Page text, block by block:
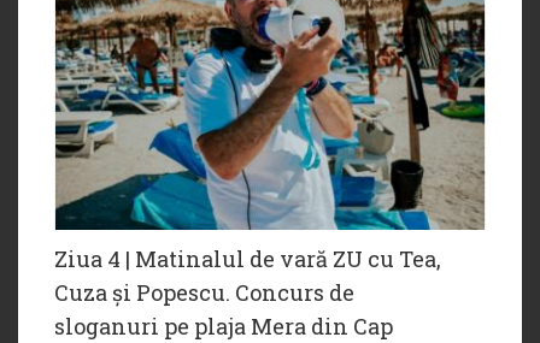
Ziua 4 | Matinalul de vară ZU cu Tea,
Cuza și Popescu. Concurs de
sloganuri pe plaja Mera din Cap